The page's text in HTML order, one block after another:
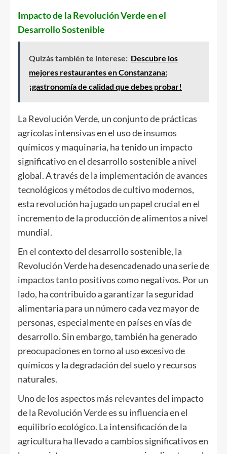
Impacto de la Revolución Verde en el
Desarrollo Sostenible
Quizás también te interese: Descubre los
mejores restaurantes en Constanzana:
¡gastronomía de calidad que debes probar!
La Revolución Verde, un conjunto de prácticas
agrícolas intensivas en el uso de insumos
químicos y maquinaria, ha tenido un impacto
significativo en el desarrollo sostenible a nivel
global. A través de la implementación de avances
tecnológicos y métodos de cultivo modernos,
esta revolución ha jugado un papel crucial en el
incremento de la producción de alimentos a nivel
mundial.
En el contexto del desarrollo sostenible, la
Revolución Verde ha desencadenado una serie de
impactos tanto positivos como negativos. Por un
lado, ha contribuido a garantizar la seguridad
alimentaria para un número cada vez mayor de
personas, especialmente en países en vías de
desarrollo. Sin embargo, también ha generado
preocupaciones en torno al uso excesivo de
químicos y la degradación del suelo y recursos
naturales.
Uno de los aspectos más relevantes del impacto
de la Revolución Verde es su influencia en el
equilibrio ecológico. La intensificación de la
agricultura ha llevado a cambios significativos en